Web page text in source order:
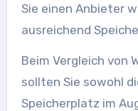
Sie einen Anbieter
ausreichend
Beim Vergleich von
sollten Sie sowohl
Speicherplatz im